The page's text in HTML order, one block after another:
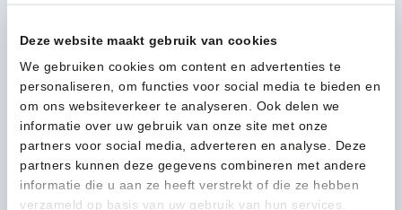
Deze website maakt gebruik van cookies
We gebruiken cookies om content en advertenties te
personaliseren, om functies voor social media te bieden en
om ons websiteverkeer te analyseren. Ook delen we
informatie over uw gebruik van onze site met onze
partners voor social media, adverteren en analyse. Deze
partners kunnen deze gegevens combineren met andere
informatie die u aan ze heeft verstrekt of die ze hebben
verzameld op basis van uw gebruik van hun services.
Top met klepdeksel voor modulaire afvalscheidingsunit 60 liter
blauw – VB 207541